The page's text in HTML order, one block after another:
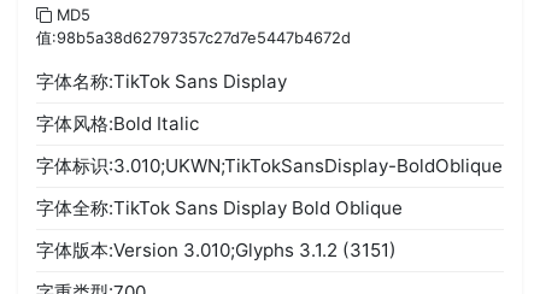
MD5
值:98b5a38d62797357c27d7e5447b4672d
字体名称:TikTok Sans Display
字体风格:Bold Italic
字体标识:3.010;UKWN;TikTokSansDisplay-BoldOblique
字体全称:TikTok Sans Display Bold Oblique
字体版本:Version 3.010;Glyphs 3.1.2 (3151)